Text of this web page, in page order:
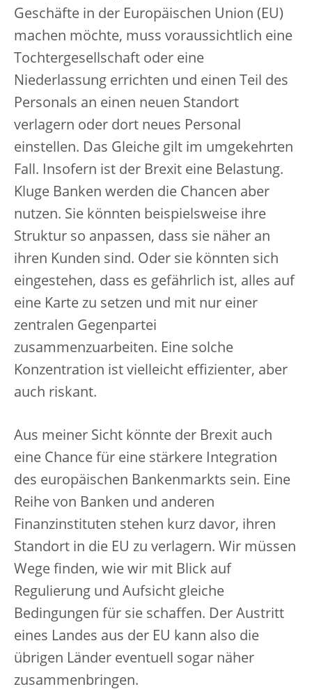
Geschäfte in der Europäischen Union (EU)
machen möchte, muss voraussichtlich eine
Tochtergesellschaft oder eine
Niederlassung errichten und einen Teil des
Personals an einen neuen Standort
verlagern oder dort neues Personal
einstellen. Das Gleiche gilt im umgekehrten
Fall. Insofern ist der Brexit eine Belastung.
Kluge Banken werden die Chancen aber
nutzen. Sie könnten beispielsweise ihre
Struktur so anpassen, dass sie näher an
ihren Kunden sind. Oder sie könnten sich
eingestehen, dass es gefährlich ist, alles auf
eine Karte zu setzen und mit nur einer
zentralen Gegenpartei
zusammenzuarbeiten. Eine solche
Konzentration ist vielleicht effizienter, aber
auch riskant.
Aus meiner Sicht könnte der Brexit auch
eine Chance für eine stärkere Integration
des europäischen Bankenmarkts sein. Eine
Reihe von Banken und anderen
Finanzinstituten stehen kurz davor, ihren
Standort in die EU zu verlagern. Wir müssen
Wege finden, wie wir mit Blick auf
Regulierung und Aufsicht gleiche
Bedingungen für sie schaffen. Der Austritt
eines Landes aus der EU kann also die
übrigen Länder eventuell sogar näher
zusammenbringen.